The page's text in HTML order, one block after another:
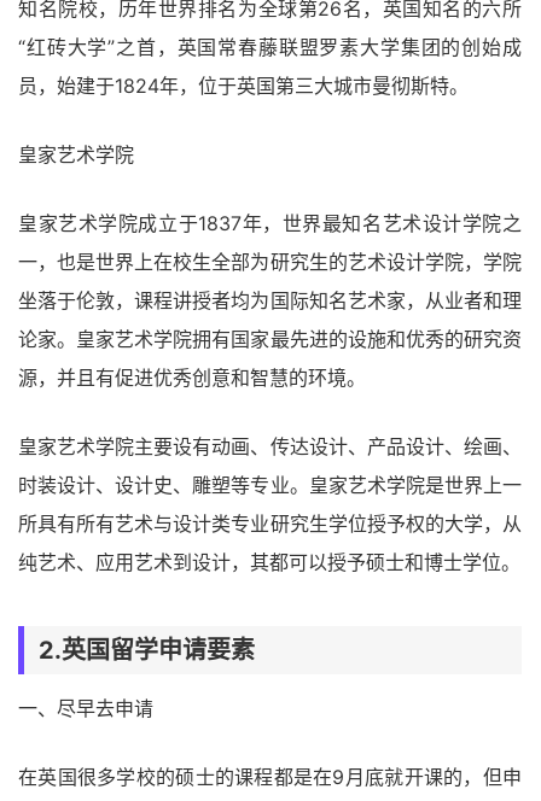
知名院校，历年世界排名为全球第26名，英国知名的六所
“红砖大学”之首，英国常春藤联盟罗素大学集团的创始成
员，始建于1824年，位于英国第三大城市曼彻斯特。
皇家艺术学院
皇家艺术学院成立于1837年，世界最知名艺术设计学院之
一，也是世界上在校生全部为研究生的艺术设计学院，学院
坐落于伦敦，课程讲授者均为国际知名艺术家，从业者和理
论家。皇家艺术学院拥有国家最先进的设施和优秀的研究资
源，并且有促进优秀创意和智慧的环境。
皇家艺术学院主要设有动画、传达设计、产品设计、绘画、
时装设计、设计史、雕塑等专业。皇家艺术学院是世界上一
所具有所有艺术与设计类专业研究生学位授予权的大学，从
纯艺术、应用艺术到设计，其都可以授予硕士和博士学位。
2.英国留学申请要素
一、尽早去申请
在英国很多学校的硕士的课程都是在9月底就开课的，但申